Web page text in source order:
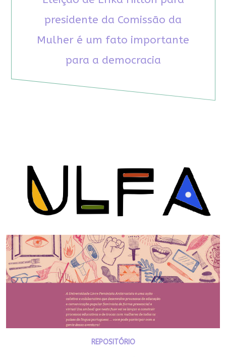
presidente da Comissão da
Mulher é um fato importante
para a democracia
REPOSITÓRIO